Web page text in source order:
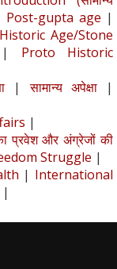
Post-gupta age |
Age/Stone
Proto Historic
|सामान्य अपेक्षा
|
|
प्रवेश और अंग्रेजों की
Struggle |
| International
|